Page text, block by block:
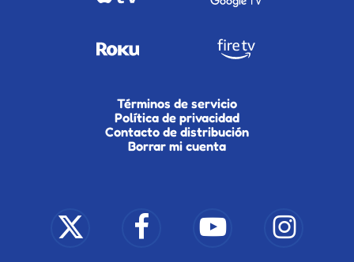
Términos de servicio
Política de privacidad
Contacto de distribución
Borrar mi cuenta
twitter
facebook youtube instagram